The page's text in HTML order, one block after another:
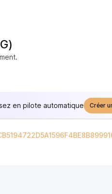
en pilote automatique Créer